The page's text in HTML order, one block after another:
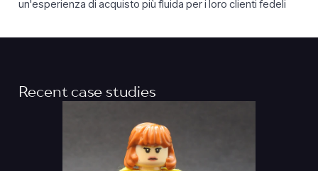
un'esperienza di acquisto più fluida per i loro clienti fedeli
Recent case studies